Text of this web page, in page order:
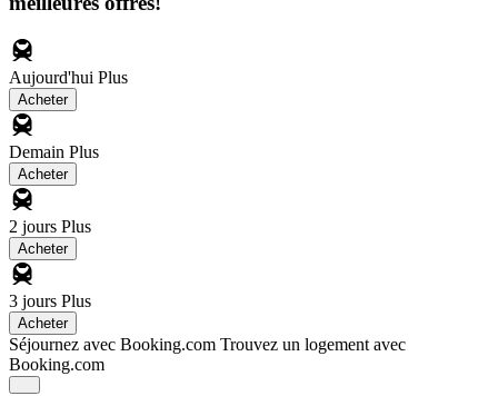
Aujourd'hui Plus
Acheter
Demain Plus
Acheter
2 jours Plus
Acheter
3 jours Plus
Acheter
Séjournez avec Booking.com Trouvez un logement avec
Booking.com